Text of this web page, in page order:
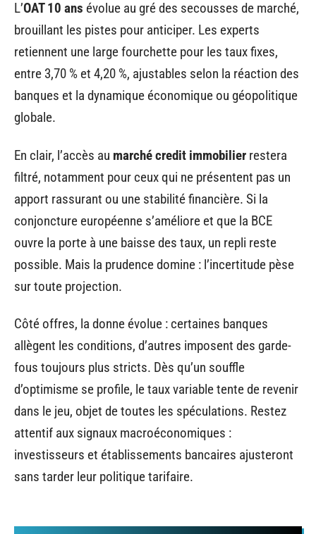
L’OAT 10 ans évolue au gré des secousses de marché,
brouillant les pistes pour anticiper. Les experts
retiennent une large fourchette pour les taux fixes,
entre 3,70 % et 4,20 %, ajustables selon la réaction des
banques et la dynamique économique ou géopolitique
globale.
En clair, l’accès au marché credit immobilier restera
filtré, notamment pour ceux qui ne présentent pas un
apport rassurant ou une stabilité financière. Si la
conjoncture européenne s’améliore et que la BCE
ouvre la porte à une baisse des taux, un repli reste
possible. Mais la prudence domine : l’incertitude pèse
sur toute projection.
Côté offres, la donne évolue : certaines banques
allègent les conditions, d’autres imposent des garde-
fous toujours plus stricts. Dès qu’un souffle
d’optimisme se profile, le taux variable tente de revenir
dans le jeu, objet de toutes les spéculations. Restez
attentif aux signaux macroéconomiques :
investisseurs et établissements bancaires ajusteront
sans tarder leur politique tarifaire.